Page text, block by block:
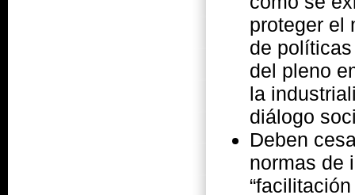
proteger el
de
del pleno
la
diálogo
Deben
normas de